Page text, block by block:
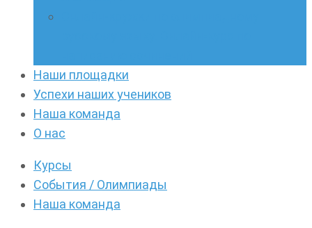
Наши площадки
Успехи наших учеников
Наша команда
О нас
Курсы
События / Олимпиады
Наша команда